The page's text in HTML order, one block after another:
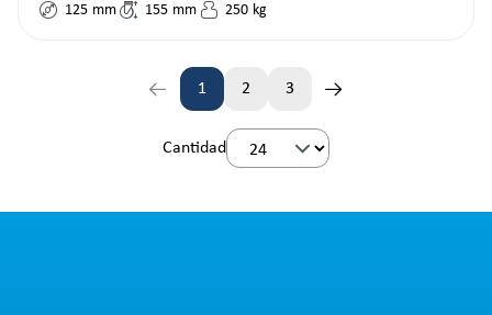
125 mm 155 mm 250 kg
Página
1 2
Página
3
Cantidad